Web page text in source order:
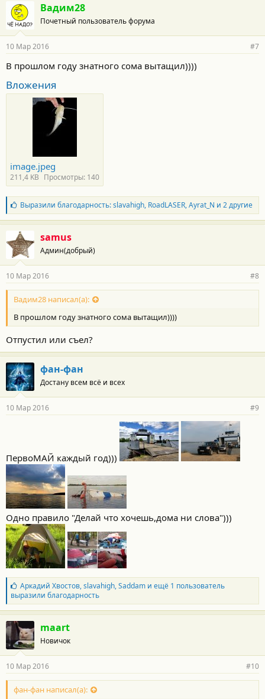
Вадим28
Почетный пользователь форума
10 Мар 2016 #7
В прошлом году знатного сома вытащил))))
Вложения
image.jpeg
211,4 KB Просмотры: 140
Б
л
а
г
о
д
а
н
о
с
и
:
Выразили благодарность:slavahigh, RoadLASER,Ayrat_N и 2 другие
samus
Админ(добрый)
10 Мар 2016 #8
Вадим28 написал(а):
В прошлом году знатного сома вытащил))))
Отпустил или съел?
фан-фан
Достану всем всё и всех
10 Мар 2016 #9
ПервоМАЙ каждый год)))
Одно правило "Делай что хочешь,дома ни слова")))
Б
л
а
г
о
д
а
р
о
с
т
Аркадий Хвостов,slavahigh,Saddamи ещё 1 пользователь
выразили благодарность
maart
Новичок
10 Мар 2016 #10
фан-фан написал(а):